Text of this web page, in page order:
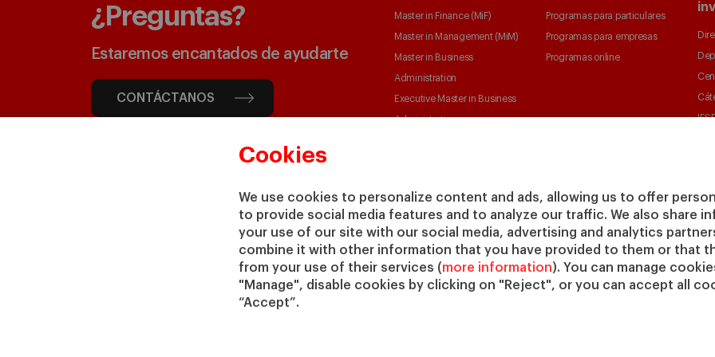
Cookies
We use cookies to personalize content and ads, allowing us to offer
to provide social media features and to analyze our traffic. We also share
your use of our site with our social media, advertising and analytics
combine it with other information that you have provided to them or that
from your use of their services (more information). You can manage
"Manage", disable cookies by clicking on "Reject", or you can accept all
“Accept”.
¿Preguntas?
Estaremos encantados de ayudarte
CONTÁCTANOS
Master in Finance (MiF)
Master in Management (MiM)
Master in Business
Administration
Executive Master in Business
Administration
Master in Research in
PhD in Management
Programas para particulares
Programas para empresas
Programas online